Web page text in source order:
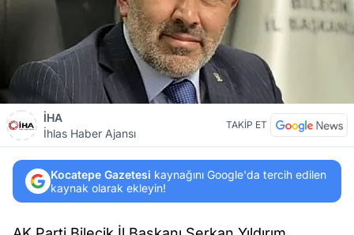
İHA
İhlas Haber Ajansı
TAKİP ET
Kocatepe Gazetesi kaynağını Google'da tercih edilen
kaynak olarak ekleyin!